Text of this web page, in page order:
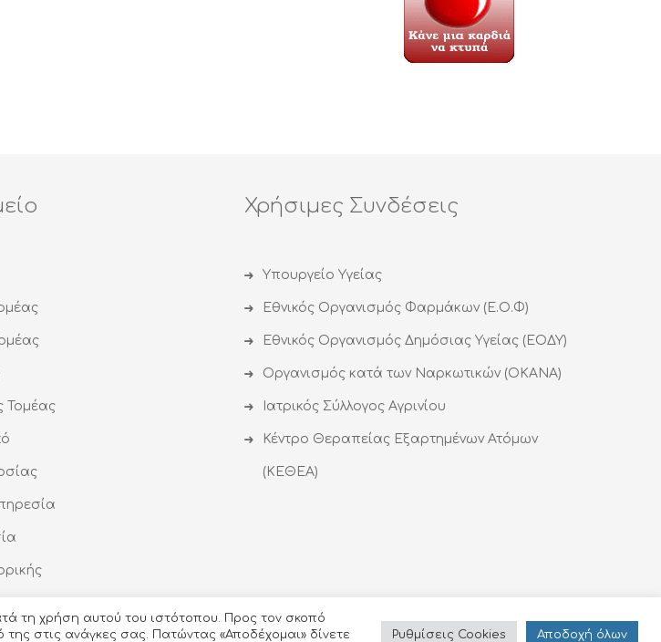
Τομέας
Χρήσιμες Συνδέσεις
Υπουργείο Υγείας
Εθνικός Οργανισμός Φαρμάκων (Ε.Ο.Φ)
Εθνικός Οργανισμός Δημόσιας Υγείας (ΕΟΔΥ)
Οργανισμός κατά των Ναρκωτικών (ΟΚΑΝΑ)
Ιατρικός Σύλλογος Αγρινίου
Κέντρο Θεραπείας Εξαρτημένων Ατόμων
(ΚΕΘΕΑ)
τη χρήση αυτού του ιστότοπου. Προς τον σκοπό
στις ανάγκες σας. Πατώντας «Αποδέχομαι» δίνετε
Ρυθμίσεις Cookies Αποδoχή όλων